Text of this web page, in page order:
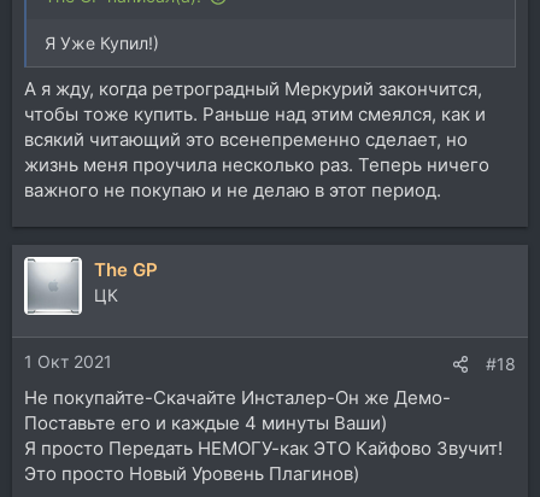
Я Уже Купил!)
А я жду, когда ретроградный Меркурий закончится,
чтобы тоже купить. Раньше над этим смеялся, как и
всякий читающий это всенепременно сделает, но
жизнь меня проучила несколько раз. Теперь ничего
важного не покупаю и не делаю в этот период.
The GP
ЦК
1 Окт 2021 #18
Не покупайте-Скачайте Инсталер-Он же Демо-
Поставьте его и каждые 4 минуты Ваши)
Я просто Передать НЕМОГУ-как ЭТО Кайфово Звучит!
Это просто Новый Уровень Плагинов)